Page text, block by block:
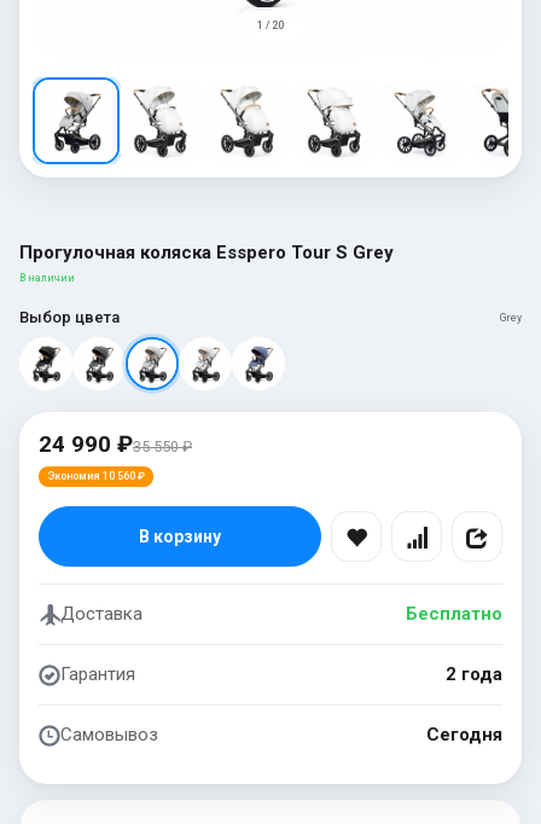
1 / 20
Прогулочная коляска Esspero Tour S Grey
В наличии
Выбор цвета Grey
24 990 ₽35 550 ₽
Экономия 10 560 ₽
В корзину
Доставка Бесплатно
Гарантия 2 года
Самовывоз Сегодня